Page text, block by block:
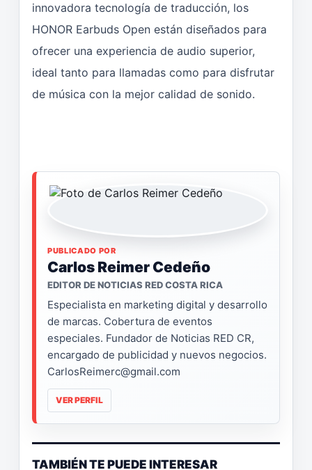
innovadora tecnología de traducción, los
HONOR Earbuds Open están diseñados para
ofrecer una experiencia de audio superior,
ideal tanto para llamadas como para disfrutar
de música con la mejor calidad de sonido.
PUBLICADO POR
Carlos Reimer Cedeño
EDITOR DE NOTICIAS RED COSTA RICA
Especialista en marketing digital y desarrollo
de marcas. Cobertura de eventos
especiales. Fundador de Noticias RED CR,
encargado de publicidad y nuevos negocios.
CarlosReimerc@gmail.com
VER PERFIL
TAMBIÉN TE PUEDE INTERESAR